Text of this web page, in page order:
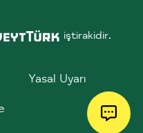
iştirakidir.
Yasal Uyarı